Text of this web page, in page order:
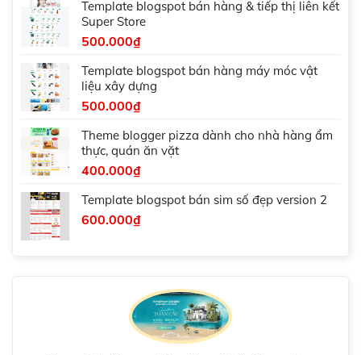
Template blogspot bán hàng & tiếp thị liên kết
Super Store
500.000₫
Template blogspot bán hàng máy móc vật
liệu xây dựng
500.000₫
Theme blogger pizza dành cho nhà hàng ẩm
thực, quán ăn vặt
400.000₫
Template blogspot bán sim số đẹp version 2
600.000₫